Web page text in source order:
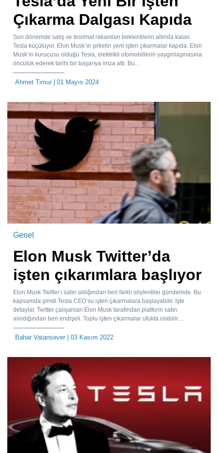
Çıkarma Dalgası Kapıda
Son dönemde satış ve teslimat rakamları beklentilerin altında kalan
Tesla küçülüyor. Elon Musk’ın şirketin yeni işten çıkarmalar kapıda. Elon
Musk’ın kurucusu olduğu Tesla, elektrikli otomobillerin yaygınlaşmasına
öncülük ederek tarihi bir başarıya imza attı. Bu...
Ahmet Timur| 01 Mayıs 2024
Genel
Elon Musk Twitter’da
işten çıkarımlara başlıyor
Elon Musk Twitter’ı satın aldığından beri farklı söylentiler gündemde. Bu
kapsamda şimdi Tesla CEO’su işten çıkarmalara başlayabilir. İşte
detaylar. Twitter çalışanları Elon Musk tarafından platform satın
alındığından beri endişeli. Toplu işten çıkarmalar ufukta olabilir....
Bahar Vatansever| 03 Kasım 2022